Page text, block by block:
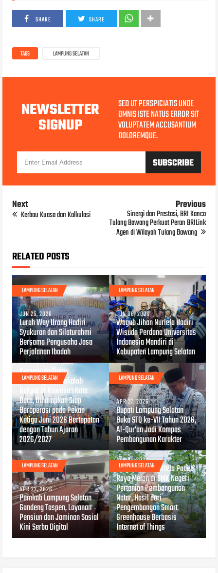
SHARE SHARE
TAGS LAMPUNG SELATAN
NEWSLETTER
SIGNUP
SED UT PERSPICIATIS UNDE
OMNIS ISTE NATUS ERROR SIT
VOLUPTATEM ACCUSANTIUM
DOLOREMQUE.
Next
Kerbau Kuasa dan Kalkulasi
Previous
Sinergi dan Prestasi, BRI Kanca
Tulang Bawang Perkuat Peran BRILink
Agen di Wilayah Tulang Bawang
RELATED POSTS
LAMPUNG SELATAN
JUN 25, 2026
Lurah Way Urang Hadiri
Syukuran dan Silaturahmi
Bersama Pengusaha Jasa
Perjalanan Ibadah
LAMPUNG SELATAN
JUN 06, 2026
Wagub Jihan Nurlela Hadiri
Wisuda Perdana Universitas
Indonesia Mandiri di
Kabupaten Lampung Selatan
LAMPUNG SELATAN
APR 29, 2026
Sekdaprov Marindo
Kurniawan Tinjau
pembangunan Sekolah
Rakyat di Kawasan Kota
Baru, Diharapkan Siap
Beroperasi pada Pekan
Ketiga Juni 2026 Bertepatan
dengan Tahun Ajaran
2026/2027
LAMPUNG SELATAN
APR 27, 2026
Bupati Lampung Selatan
Buka STQ ke-VII Tahun 2026,
Al-Qur'an Jadi Kompas
Pembangunan Karakter
LAMPUNG SELATAN
APR 22, 2026
Pemkab Lampung Selatan
Gandeng Taspen, Layanan
Pensiun dan Jaminan Sosial
Kini Serba Digital
LAMPUNG SELATAN
APR 21, 2026
Wagub Jihan Nurlela Panen
Raya Melon di SMK Negeri
Pertanian Pembangunan
Natar, Hasil dari
Pengembangan Smart
Greenhouse Berbasis
Internet of Things